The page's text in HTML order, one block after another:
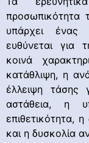
προσωπικότητα
υπάρχει ένας
ευθύνεται για
κοινά
κατάθλιψη, η
έλλειψη τάσης
αστάθεια, η
επιθετικότητα,
και η δυσκολία